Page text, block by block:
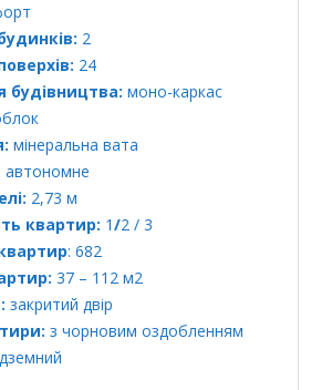
2
24
будівництва: моно-каркас
мінеральна вата
автономне
2,73 м
квартир: 1/2 / 3
: 682
37 – 112 м2
закритий двір
з чорновим оздобленням